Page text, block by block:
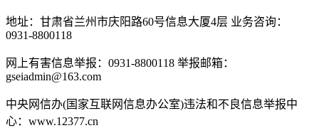
地址：甘肃省兰州市庆阳路60号信息大厦4层 业务咨询：
0931-8800118
网上有害信息举报：0931-8800118 举报邮箱：
gseiadmin@163.com
中央网信办(国家互联网信息办公室)违法和不良信息举报中
心：www.12377.cn